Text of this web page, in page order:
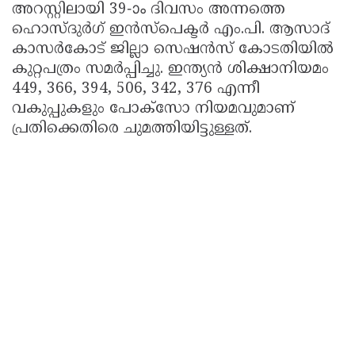
അറസ്റ്റിലായി 39-ാം ദിവസം അന്നത്തെ
ഹൊസ്ദുർഗ് ഇൻസ്പെക്ടർ എം.പി. ആസാദ്
കാസർകോട് ജില്ലാ സെഷൻസ് കോടതിയിൽ
കുറ്റപത്രം സമർപ്പിച്ചു. ഇന്ത്യൻ ശിക്ഷാനിയമം
449, 366, 394, 506, 342, 376 എന്നീ
വകുപ്പുകളും പോക്സോ നിയമവുമാണ്
പ്രതിക്കെതിരെ ചുമത്തിയിട്ടുള്ളത്.